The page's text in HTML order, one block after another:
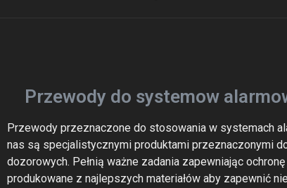
Przewody do systemow
Przewody przeznaczone do stosowania w systemach
nas są specjalistycznymi produktami przeznaczonymi
dozorowych. Pełnią ważne zadania zapewniając
produkowane z najlepszych materiałów aby zapewnić